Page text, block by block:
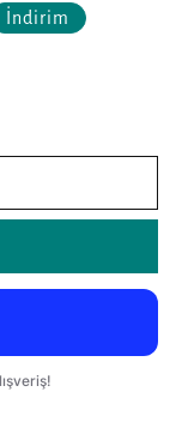
İndirim